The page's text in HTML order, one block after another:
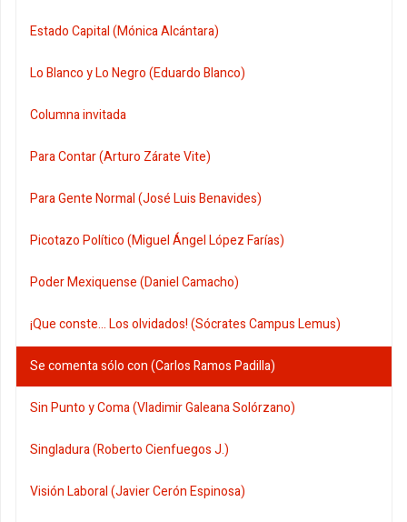
Estado Capital (Mónica Alcántara)
Lo Blanco y Lo Negro (Eduardo Blanco)
Columna invitada
Para Contar (Arturo Zárate Vite)
Para Gente Normal (José Luis Benavides)
Picotazo Político (Miguel Ángel López Farías)
Poder Mexiquense (Daniel Camacho)
¡Que conste... Los olvidados! (Sócrates Campus Lemus)
Se comenta sólo con (Carlos Ramos Padilla)
Sin Punto y Coma (Vladimir Galeana Solórzano)
Singladura (Roberto Cienfuegos J.)
Visión Laboral (Javier Cerón Espinosa)